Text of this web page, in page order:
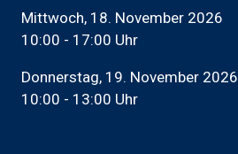
Mittwoch, 18. November 2026
10:00 - 17:00 Uhr
Donnerstag, 19. November 2026
10:00 - 13:00 Uhr